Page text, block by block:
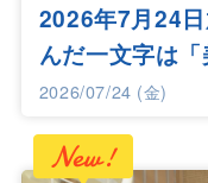
2026年7月24
んだ一文字は「
2026/07/24 (金)